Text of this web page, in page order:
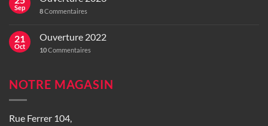
Sep 8Commentaires
21
Oct
Ouverture 2022
10Commentaires
NOTRE MAGASIN
Rue Ferrer 104,